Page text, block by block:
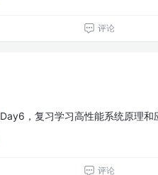
评论
Day6，复习学习高性能系统原理和
评论